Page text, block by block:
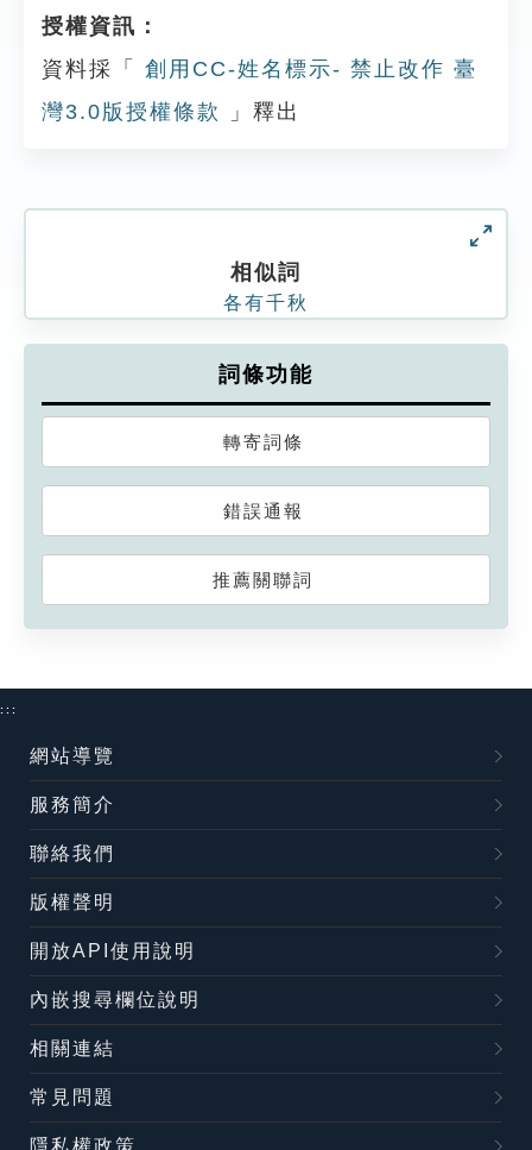
授權資訊：
資料採「
創用CC-姓名標示- 禁止改作 臺
灣3.0版授權條款
」釋出
相似詞
各有千秋
詞條功能
轉寄詞條
錯誤通報
推薦關聯詞
:::
網站導覽
服務簡介
聯絡我們
版權聲明
開放API使用說明
內嵌搜尋欄位說明
相關連結
常見問題
隱私權政策